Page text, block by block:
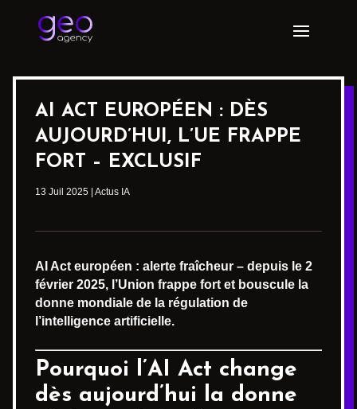
AI ACT EUROPÉEN : DÈS
AUJOURD’HUI, L’UE FRAPPE
FORT – EXCLUSIF
13 Juil 2025 Actus IA
AI Act européen : alerte fraîcheur – depuis le 2
février 2025, l’Union frappe fort et bouscule la
donne mondiale de la régulation de
l’intelligence artificielle.
Pourquoi l’AI Act change
dès aujourd’hui la donne